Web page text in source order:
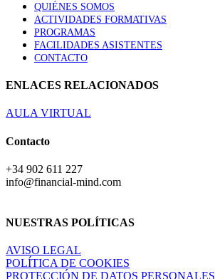
QUIÉNES SOMOS
ACTIVIDADES FORMATIVAS
PROGRAMAS
FACILIDADES ASISTENTES
CONTACTO
ENLACES RELACIONADOS
AULA VIRTUAL
Contacto
+34 902 611 227
info@financial-mind.com
NUESTRAS POLÍTICAS
AVISO LEGAL
POLÍTICA DE COOKIES
PROTECCIÓN DE DATOS PERSONALES